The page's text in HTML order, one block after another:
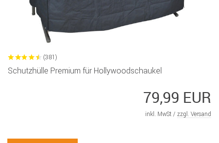
(381)
Schutzhülle Premium für Hollywoodschaukel
79,99 EUR
inkl. MwSt / zzgl. Versand